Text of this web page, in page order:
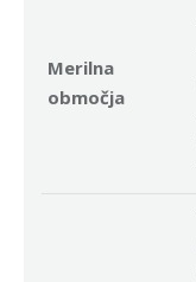
Merilna
območja